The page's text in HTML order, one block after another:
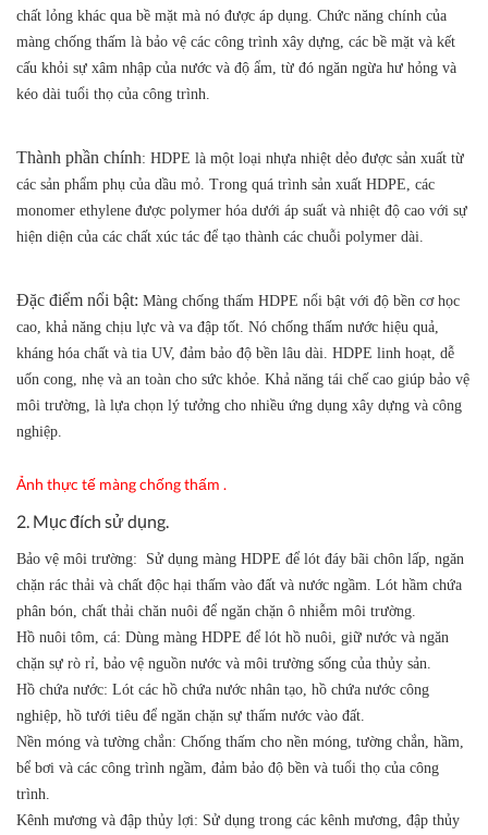
chất lỏng khác qua bề mặt mà nó được áp dụng. Chức năng chính của
màng chống thấm là bảo vệ các công trình xây dựng, các bề mặt và kết
cấu khỏi sự xâm nhập của nước và độ ẩm, từ đó ngăn ngừa hư hỏng và
kéo dài tuổi thọ của công trình.
Thành phần chính: HDPE là một loại nhựa nhiệt dẻo được sản xuất từ
các sản phẩm phụ của dầu mỏ. Trong quá trình sản xuất HDPE, các
monomer ethylene được polymer hóa dưới áp suất và nhiệt độ cao với sự
hiện diện của các chất xúc tác để tạo thành các chuỗi polymer dài.
Đặc điểm nổi bật: Màng chống thấm HDPE nổi bật với độ bền cơ học
cao, khả năng chịu lực và va đập tốt. Nó chống thấm nước hiệu quả,
kháng hóa chất và tia UV, đảm bảo độ bền lâu dài. HDPE linh hoạt, dễ
uốn cong, nhẹ và an toàn cho sức khỏe. Khả năng tái chế cao giúp bảo vệ
môi trường, là lựa chọn lý tưởng cho nhiều ứng dụng xây dựng và công
nghiệp.
Ảnh thực tế màng chống thấm .
2. Mục đích sử dụng.
Bảo vệ môi trường:
Sử dụng màng HDPE để lót đáy bãi chôn lấp, ngăn
chặn rác thải và chất độc hại thấm vào đất và nước ngầm. Lót hầm chứa
phân bón, chất thải chăn nuôi để ngăn chặn ô nhiễm môi trường.
Hồ nuôi tôm, cá: Dùng màng HDPE để lót hồ nuôi, giữ nước và ngăn
chặn sự rò rỉ, bảo vệ nguồn nước và môi trường sống của thủy sản.
Hồ chứa nước: Lót các hồ chứa nước nhân tạo, hồ chứa nước công
nghiệp, hồ tưới tiêu để ngăn chặn sự thấm nước vào đất.
Nền móng và tường chắn: Chống thấm cho nền móng, tường chắn, hầm,
bể bơi và các công trình ngầm, đảm bảo độ bền và tuổi thọ của công
trình.
Kênh mương và đập thủy lợi: Sử dụng trong các kênh mương, đập thủy